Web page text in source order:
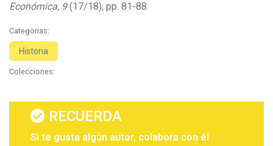
Económica, 9(17/18), pp. 81-88.
Categorias:
Historia
Colecciones:
RECUERDA
Si te gusta algún autor, colabora con él